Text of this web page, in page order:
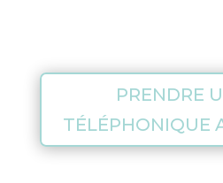
PRENDRE
TÉLÉPHONIQUE